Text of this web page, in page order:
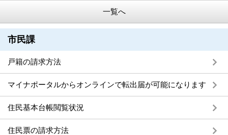
一覧へ
市民課
戸籍の請求方法
マイナポータルからオンラインで転出届が可能になります
住民基本台帳閲覧状況
住民票の請求方法